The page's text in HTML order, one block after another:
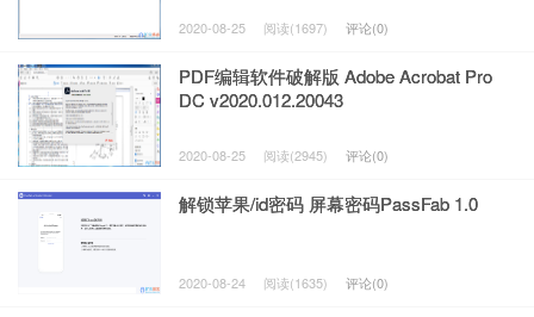
2020-08-25 阅读(1697) 评论(0)
PDF编辑软件破解版 Adobe Acrobat Pro
DC v2020.012.20043
2020-08-25 阅读(2945) 评论(0)
解锁苹果/id密码 屏幕密码PassFab 1.0
2020-08-24 阅读(1635) 评论(0)